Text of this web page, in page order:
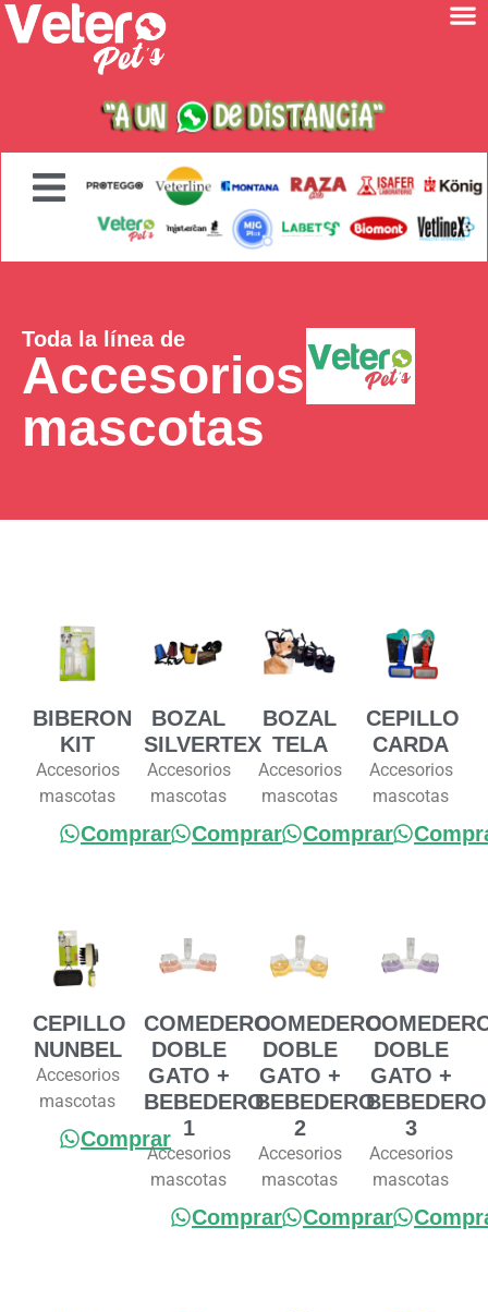
Toda la línea de
Accesorios
mascotas
BIBERON
KIT
Accesorios
mascotas
Comprar
BOZAL
SILVERTEX
Accesorios
mascotas
Comprar
BOZAL
TELA
Accesorios
mascotas
Comprar
CEPILLO
CARDA
Accesorios
mascotas
CEPILLO
NUNBEL
Accesorios
mascotas
Comprar
COMEDERO
DOBLE
GATO +
BEBEDERO
1
Accesorios
mascotas
Comprar
COMEDERO
DOBLE
GATO +
BEBEDERO
2
Accesorios
mascotas
Comprar
DOBLE
GATO +
BEBEDERO
3
Accesorios
mascotas